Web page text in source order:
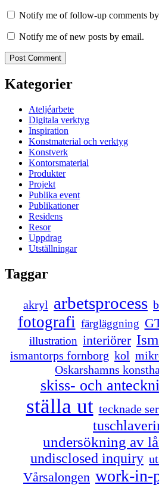
Notify me of follow-up comments
Notify me of new posts by email.
Kategorier
Ateljéarbete
Digitala verktyg
Inspiration
Konstmaterial och verktyg
Konstverk
Kontorsmaterial
Produkter
Projekt
Publika event
Publikationer
Residens
Resor
Uppdrag
Utställningar
Taggar
akryl arbetsprocess
fotografi färgläggning
illustration interiörer
ismantorps fornborg kol
Oskarshamns
skiss- och
ställa ut tecknade
undersökning av
undisclosed inquiry
Vårsalongen work-in-